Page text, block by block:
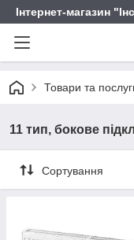
Інтернет-магазин
Товари та
11 тип, бокове
Сортування